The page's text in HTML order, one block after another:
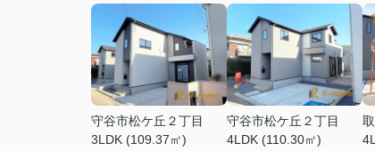
守谷市松ケ丘２丁目
3LDK (109.37㎡)
守谷市松ケ丘２丁目
4LDK (110.30㎡)